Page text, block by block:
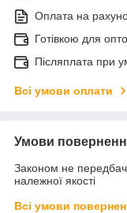
Оплата на
Готівкою для
Післяплата при
Всі умови оплати
Умови
Законом не
належної якості
Всі умови